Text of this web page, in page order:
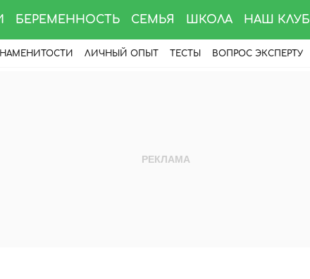
БЕРЕМЕННОСТЬ СЕМЬЯ ШКОЛА НАШ КЛУБ
ЛИЧНЫЙ ОПЫТ ТЕСТЫ ВОПРОС ЭКСПЕРТУ